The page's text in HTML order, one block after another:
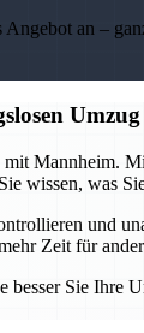
an –
Mannheim.
wissen, was
und
Zeit für
Sie Ihre